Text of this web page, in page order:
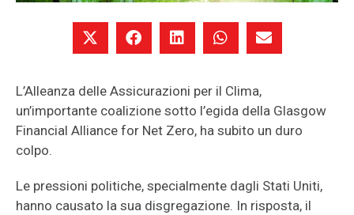
L’Alleanza delle Assicurazioni per il Clima,
un’importante coalizione sotto l’egida della Glasgow
Financial Alliance for Net Zero, ha subito un duro
colpo.
Le pressioni politiche, specialmente dagli Stati Uniti,
hanno causato la sua disgregazione. In risposta, il